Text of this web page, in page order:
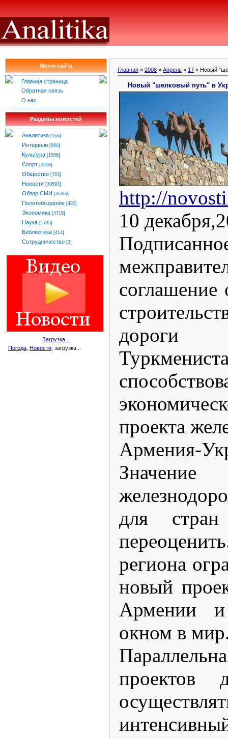
Меню сайта
Главная страница
Обратная связь
О нас
Разделы новостей
Аналитика [166]
Интервью [560]
Культура [1586]
Спорт [2558]
Общество [763]
Новости [30593]
Обзор СМИ [36362]
Политобозрение [480]
Экономика [4719]
Наука [1795]
Библиотека [414]
Сотрудничество [3]
Загрузка...
Погода Новости , загрузка...
Главная » 2008 » Апрель » 17 » Новый
Новый "шелковый путь" в
http://
10
соглашение
дороги
проекта
Армения-
для
региона
новый
Армении
окном в
проектов